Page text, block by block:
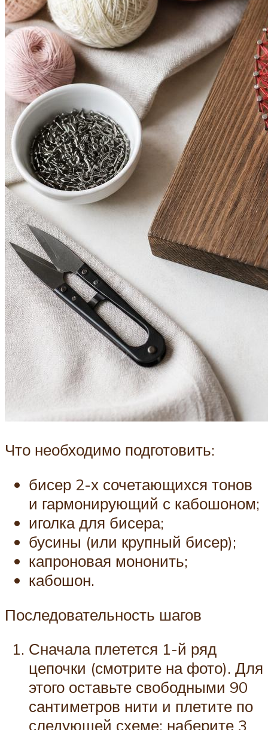
Что необходимо подготовить:
бисер 2-х сочетающихся тонов
и гармонирующий с кабошоном;
иголка для бисера;
бусины (или крупный бисер);
капроновая мононить;
кабошон.
Последовательность шагов
Сначала плетется 1-й ряд
цепочки (смотрите на фото). Для
этого оставьте свободными 90
сантиметров нити и плетите по
следующей схеме: наберите 3